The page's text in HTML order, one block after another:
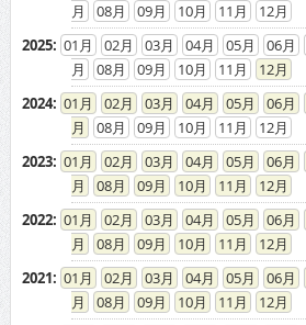
08
09 10 11
12
2025: 01 02 03 04 05 06
08
09 10 11
12
2024: 01 02 03 04 05 06
08
09 10 11
12
2023: 01 02 03 04 05 06
08
09 10 11
12
2022: 01 02 03 04 05 06
08
09 10 11
12
2021: 01 02 03 04 05 06
08
09 10 11
12